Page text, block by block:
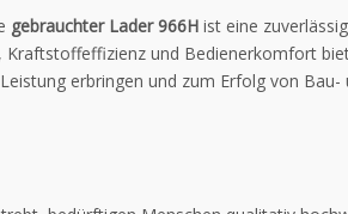
gebrauchter Lader 966H ist eine
Kraftstoffeffizienz und Bedienerkomfort
erbringen und zum Erfolg von